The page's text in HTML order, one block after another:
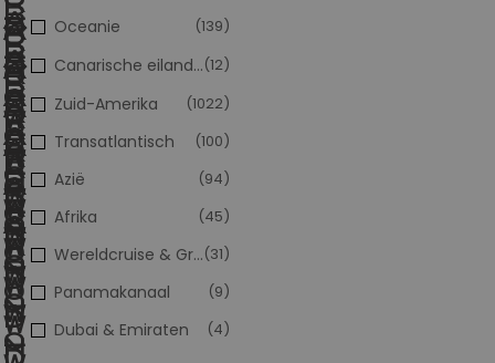
(1022)
Zuid-Amerika
(139)
Oceanie
(100)
Transatlantisch
(94)
Azië
(45)
Afrika
(31)
Wereldcruise & Grand Voyages
(12)
Canarische eilanden
(9)
Panamakanaal
(4)
Dubai & Emiraten